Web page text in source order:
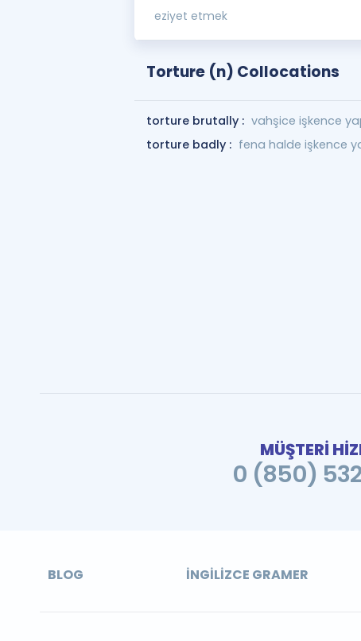
eziyet etmek
Torture (n) Collocations
torture brutally : vahşice işkence
torture badly : fena halde işkence
MÜŞTERİ
0 (850)
BLOG İNGILIZCE GRAMER